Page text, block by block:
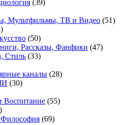
(39)
Мультфильмы, ТВ и Видео (51)
(50)
Рассказы, Фанфики (47)
Стиль (33)
каналы (28)
(30)
Воспитание (55)
(69)